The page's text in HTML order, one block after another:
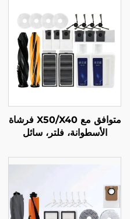
متوافق مع X50/X40 فرشاة
الأسطوانة، فلتر، سائل
Zhui Mi X50 إكسسوارات